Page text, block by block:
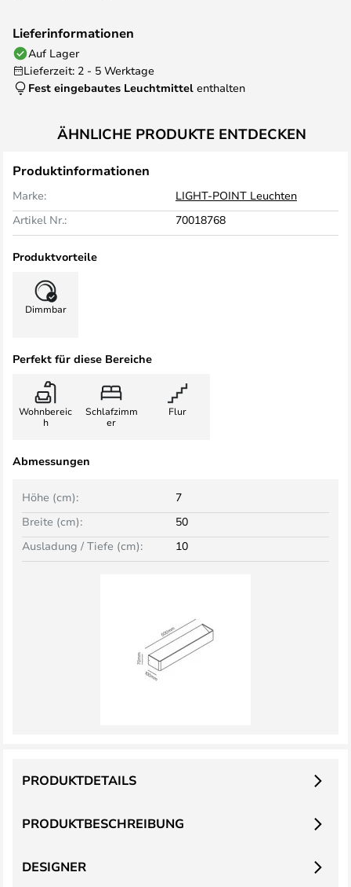
Lieferinformationen
Auf Lager
Lieferzeit: 2 - 5 Werktage
Fest eingebautes Leuchtmittel enthalten
ÄHNLICHE PRODUKTE ENTDECKEN
Produktinformationen
Marke:
LIGHT-POINT Leuchten
Artikel Nr.:
70018768
Produktvorteile
Dimmbar
Perfekt für diese Bereiche
Wohnbereic
h
Schlafzimm
er
Flur
Abmessungen
Breite (cm): 50
Höhe (cm): 7
Ausladung / Tiefe (cm): 10
PRODUKTBESCHREIBUNG
PRODUKTDETAILS
DESIGNER